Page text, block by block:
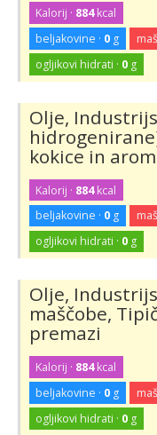
Kalorij · 884kcal
beljakovine · 0 g
ogljikovi hidrati · 0 g
Olje,
kokice in
Kalorij · 884kcal
beljakovine · 0 g
ogljikovi hidrati · 0 g
Olje,
maščobe,
premazi
Kalorij · 884kcal
beljakovine · 0 g
ogljikovi hidrati · 0 g